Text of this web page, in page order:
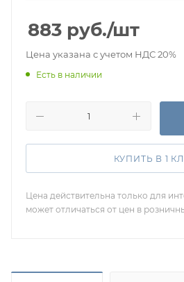
883 руб./шт
Цена указана с учетом НДС 20%
Есть в наличии
КУПИТЬ В 1
Цена действительна только для
может отличаться от цен в